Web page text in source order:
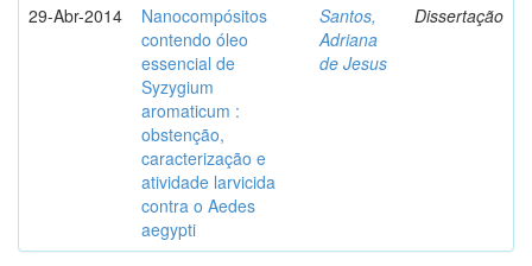
29-Abr-2014
Nanocompósitos
contendo óleo
essencial de
Syzygium
aromaticum :
obstenção,
caracterização e
atividade larvicida
contra o Aedes
aegypti
Santos,
Adriana
de Jesus
Dissertação